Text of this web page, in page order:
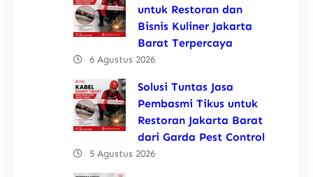
untuk Restoran dan
Bisnis Kuliner Jakarta
Barat Terpercaya
6 Agustus 2026
Solusi Tuntas Jasa
Pembasmi Tikus untuk
Restoran Jakarta Barat
dari Garda Pest Control
5 Agustus 2026